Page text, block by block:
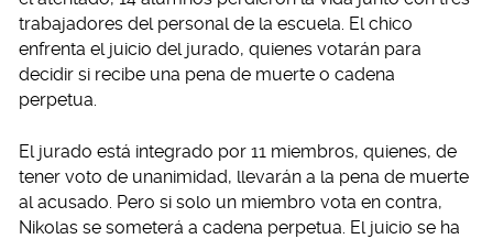
trabajadores del personal de la escuela. El chico
enfrenta el juicio del jurado, quienes votarán para
decidir si recibe una pena de muerte o cadena
perpetua.
El jurado está integrado por 11 miembros, quienes, de
tener voto de unanimidad, llevarán a la pena de muerte
al acusado. Pero si solo un miembro vota en contra,
Nikolas se someterá a cadena perpetua. El juicio se ha